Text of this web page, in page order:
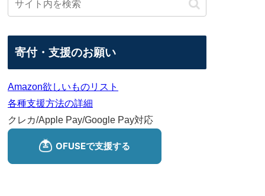
寄付・支援のお願い
Amazon欲しいものリスト
各種支援方法の詳細
クレカ/Apple Pay/Google Pay対応